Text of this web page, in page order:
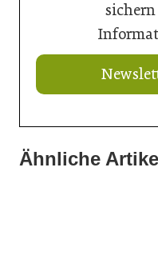
Ähnliche
21. Juli 2026